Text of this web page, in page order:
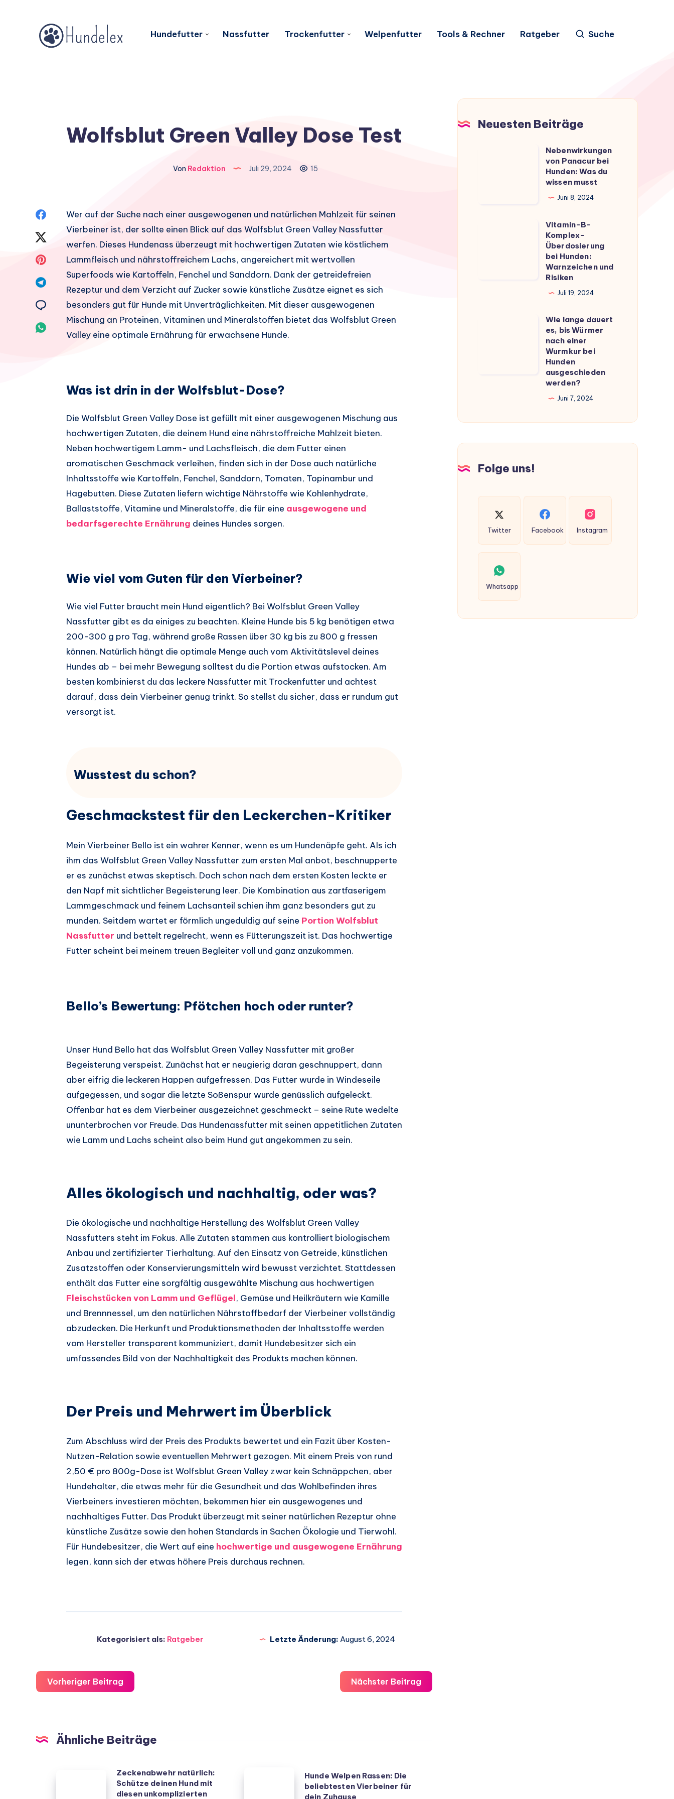
Hundefutter Nassfutter Trockenfutter Welpenfutter Tools & Rechner Ratgeber Suche
Wolfsblut Green Valley Dose Test
Von Redaktion Juli 29, 2024 15
Facebook
teilen.
Twitter
teilen.
Pinterest
teilen.
Telegram
teilen.
Email
Wer auf der Suche nach einer ausgewogenen und natürlichen Mahlzeit für seinen
Vierbeiner ist, der sollte einen Blick auf das Wolfsblut Green Valley Nassfutter
werfen. Dieses Hundenass überzeugt mit hochwertigen Zutaten wie köstlichem
Lammfleisch und nährstoffreichem Lachs, angereichert mit wertvollen
Superfoods wie Kartoffeln, Fenchel und Sanddorn. Dank der getreidefreien
Rezeptur und dem Verzicht auf Zucker sowie künstliche Zusätze eignet es sich
besonders gut für Hunde mit Unverträglichkeiten. Mit dieser ausgewogenen
Mischung an Proteinen, Vitaminen und Mineralstoffen bietet das Wolfsblut Green
Valley eine optimale Ernährung für erwachsene Hunde.
Was ist drin in der Wolfsblut-Dose?
Die Wolfsblut Green Valley Dose ist gefüllt mit einer ausgewogenen Mischung aus
hochwertigen Zutaten, die deinem Hund eine nährstoffreiche Mahlzeit bieten.
Neben hochwertigem Lamm- und Lachsfleisch, die dem Futter einen
aromatischen Geschmack verleihen, finden sich in der Dose auch natürliche
Inhaltsstoffe wie Kartoffeln, Fenchel, Sanddorn, Tomaten, Topinambur und
Hagebutten. Diese Zutaten liefern wichtige Nährstoffe wie Kohlenhydrate,
Ballaststoffe, Vitamine und Mineralstoffe, die für eine ausgewogene und
bedarfsgerechte Ernährung deines Hundes sorgen.
Wie viel vom Guten für den Vierbeiner?
Wie viel Futter braucht mein Hund eigentlich? Bei Wolfsblut Green Valley
Nassfutter gibt es da einiges zu beachten. Kleine Hunde bis 5 kg benötigen etwa
200-300 g pro Tag, während große Rassen über 30 kg bis zu 800 g fressen
können. Natürlich hängt die optimale Menge auch vom Aktivitätslevel deines
Hundes ab – bei mehr Bewegung solltest du die Portion etwas aufstocken. Am
besten kombinierst du das leckere Nassfutter mit Trockenfutter und achtest
darauf, dass dein Vierbeiner genug trinkt. So stellst du sicher, dass er rundum gut
versorgt ist.
Wusstest du schon?
Geschmackstest für den Leckerchen-Kritiker
Mein Vierbeiner Bello ist ein wahrer Kenner, wenn es um Hundenäpfe geht. Als ich
ihm das Wolfsblut Green Valley Nassfutter zum ersten Mal anbot, beschnupperte
er es zunächst etwas skeptisch. Doch schon nach dem ersten Kosten leckte er
den Napf mit sichtlicher Begeisterung leer. Die Kombination aus zartfaserigem
Lammgeschmack und feinem Lachsanteil schien ihm ganz besonders gut zu
munden. Seitdem wartet er förmlich ungeduldig auf seine Portion Wolfsblut
Nassfutter und bettelt regelrecht, wenn es Fütterungszeit ist. Das hochwertige
Futter scheint bei meinem treuen Begleiter voll und ganz anzukommen.
Bello’s Bewertung: Pfötchen hoch oder runter?
Unser Hund Bello hat das Wolfsblut Green Valley Nassfutter mit großer
Begeisterung verspeist. Zunächst hat er neugierig daran geschnuppert, dann
aber eifrig die leckeren Happen aufgefressen. Das Futter wurde in Windeseile
aufgegessen, und sogar die letzte Soßenspur wurde genüsslich aufgeleckt.
Offenbar hat es dem Vierbeiner ausgezeichnet geschmeckt – seine Rute wedelte
ununterbrochen vor Freude. Das Hundenassfutter mit seinen appetitlichen Zutaten
wie Lamm und Lachs scheint also beim Hund gut angekommen zu sein.
Alles ökologisch und nachhaltig, oder was?
Die ökologische und nachhaltige Herstellung des Wolfsblut Green Valley
Nassfutters steht im Fokus. Alle Zutaten stammen aus kontrolliert biologischem
Anbau und zertifizierter Tierhaltung. Auf den Einsatz von Getreide, künstlichen
Zusatzstoffen oder Konservierungsmitteln wird bewusst verzichtet. Stattdessen
enthält das Futter eine sorgfältig ausgewählte Mischung aus hochwertigen
Fleischstücken von Lamm und Geflügel, Gemüse und Heilkräutern wie Kamille
und Brennnessel, um den natürlichen Nährstoffbedarf der Vierbeiner vollständig
abzudecken. Die Herkunft und Produktionsmethoden der Inhaltsstoffe werden
vom Hersteller transparent kommuniziert, damit Hundebesitzer sich ein
umfassendes Bild von der Nachhaltigkeit des Produkts machen können.
Der Preis und Mehrwert im Überblick
Zum Abschluss wird der Preis des Produkts bewertet und ein Fazit über Kosten-
Nutzen-Relation sowie eventuellen Mehrwert gezogen. Mit einem Preis von rund
2,50 € pro 800g-Dose ist Wolfsblut Green Valley zwar kein Schnäppchen, aber
Hundehalter, die etwas mehr für die Gesundheit und das Wohlbefinden ihres
Vierbeiners investieren möchten, bekommen hier ein ausgewogenes und
nachhaltiges Futter. Das Produkt überzeugt mit seiner natürlichen Rezeptur ohne
künstliche Zusätze sowie den hohen Standards in Sachen Ökologie und Tierwohl.
Für Hundebesitzer, die Wert auf eine hochwertige und ausgewogene Ernährung
legen, kann sich der etwas höhere Preis durchaus rechnen.
Kategorisiert als: Ratgeber Letzte Änderung: August 6, 2024
Vorheriger Beitrag Nächster Beitrag
Ähnliche Beiträge
Zeckenabwehr natürlich:
Schütze deinen Hund mit
diesen unkomplizierten
Hunde Welpen Rassen: Die
beliebtesten Vierbeiner für
dein Zuhause
Neuesten Beiträge
Nebenwirkungen
von Panacur bei
Hunden: Was du
wissen musst
Juni 8, 2024
Vitamin-B-
Komplex-
Überdosierung
bei Hunden:
Warnzeichen und
Risiken
Juli 19, 2024
Hunden
ausgeschieden
Wie lange dauert
es, bis Würmer
nach einer
Wurmkur bei
Hunden
ausgeschieden
werden?
Juni 7, 2024
Folge uns!
Twitter Facebook Instagram
Whatsapp